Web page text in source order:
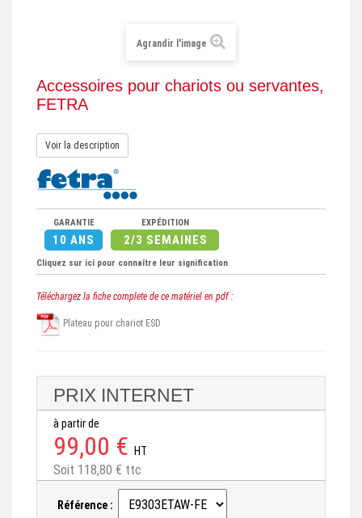
Agrandir l'image
Accessoires pour chariots ou servantes,
FETRA
Voir la description
GARANTIE
10 ANS
EXPÉDITION
2/3 SEMAINES
Cliquez sur ici pour connaître leur signification
Téléchargez la fiche complete de ce matériel en pdf :
Plateau pour chariot ESD
PRIX INTERNET
à partir de
99,00 € HT
Soit 118,80 € ttc
Référence :